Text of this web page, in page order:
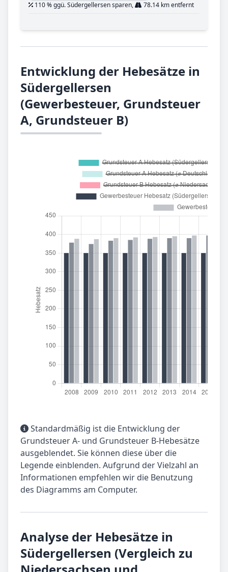
110 % ggü. Südergellersen sparen,
78.14 km entfernt
Entwicklung der Hebesätze in
Südergellersen
(Gewerbesteuer, Grundsteuer
A, Grundsteuer B)
Standardmäßig ist die Entwicklung der
Grundsteuer A- und Grundsteuer B-Hebesätze
ausgeblendet. Sie können diese über die
Legende einblenden. Aufgrund der Vielzahl an
Informationen empfehlen wir die Benutzung
des Diagramms am Computer.
Analyse der Hebesätze in
Südergellersen (Vergleich zu